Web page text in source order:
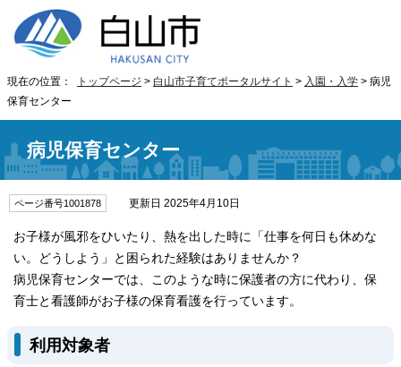
現在の位置： トップページ > 白山市子育てポータルサイト > 入園・入学 > 病児
保育センター
病児保育センター
ページ番号1001878 更新日 2025年4月10日
お子様が風邪をひいたり、熱を出した時に「仕事を何日も休めな
い。どうしよう」と困られた経験はありませんか？
病児保育センターでは、このような時に保護者の方に代わり、保
育士と看護師がお子様の保育看護を行っています。
利用対象者